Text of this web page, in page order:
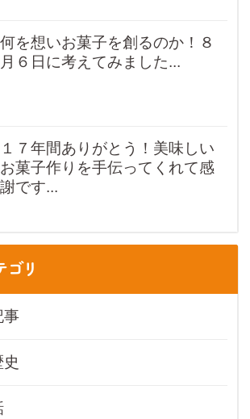
何を想いお菓子を創るのか！８
月６日に考えてみました...
１７年間ありがとう！美味しい
お菓子作りを手伝ってくれて感
謝です...
リ
事